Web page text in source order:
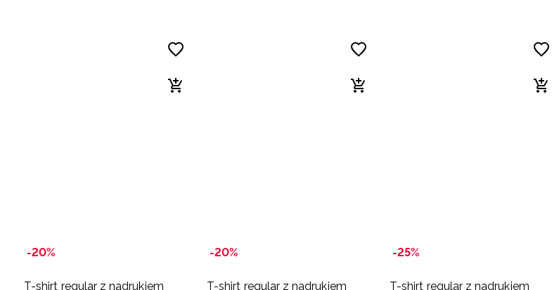
-20%
T-shirt regular z nadrukiem
-20%
T-shirt regular z nadrukiem
-25%
T-shirt regular z nadrukiem